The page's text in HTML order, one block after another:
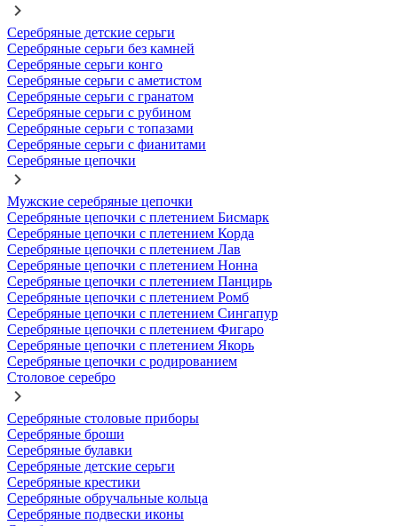
Серебряные детские серьги
Серебряные серьги без камней
Серебряные серьги конго
Серебряные серьги с аметистом
Серебряные серьги с гранатом
Серебряные серьги с рубином
Серебряные серьги с топазами
Серебряные серьги с фианитами
Серебряные цепочки
Мужские серебряные цепочки
Серебряные цепочки с плетением Бисмарк
Серебряные цепочки с плетением Корда
Серебряные цепочки с плетением Лав
Серебряные цепочки с плетением Нонна
Серебряные цепочки с плетением Панцирь
Серебряные цепочки с плетением Ромб
Серебряные цепочки с плетением Сингапур
Серебряные цепочки с плетением Фигаро
Серебряные цепочки с плетением Якорь
Серебряные цепочки с родированием
Столовое серебро
Серебряные столовые приборы
Серебряные броши
Серебряные булавки
Серебряные детские серьги
Серебряные крестики
Серебряные обручальные кольца
Серебряные подвески иконы